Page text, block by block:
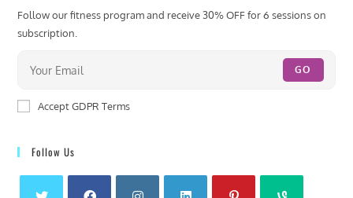
Follow our fitness program and receive 30% OFF for 6 sessions on
subscription.
GO
Accept GDPR Terms
Follow Us